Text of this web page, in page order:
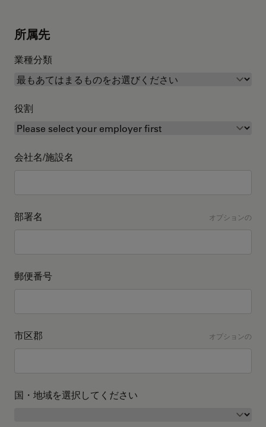
所属先
業種分類
役割
会社名/施設名
部署名 オプションの
郵便番号
市区郡 オプションの
国・地域を選択してください